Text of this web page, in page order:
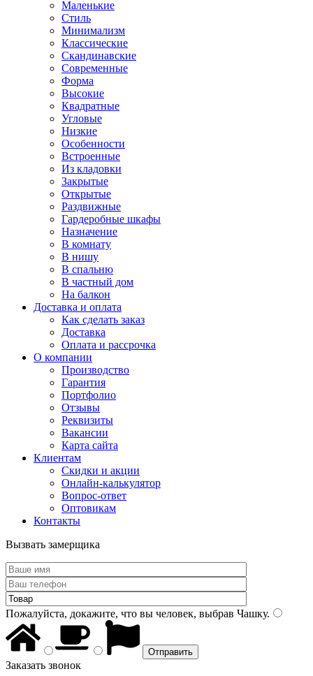
Маленькие
Стиль
Минимализм
Классические
Скандинавские
Современные
Форма
Высокие
Квадратные
Угловые
Низкие
Особенности
Встроенные
Из кладовки
Закрытые
Открытые
Раздвижные
Гардеробные шкафы
Назначение
В комнату
В нишу
В спальню
В частный дом
На балкон
Доставка и оплата
Как сделать заказ
Доставка
Оплата и рассрочка
О компании
Производство
Гарантия
Портфолио
Отзывы
Реквизиты
Вакансии
Карта сайта
Клиентам
Скидки и акции
Онлайн-калькулятор
Вопрос-ответ
Оптовикам
Контакты
Вызвать замерщика
Пожалуйста, докажите, что вы человек, выбрав Чашку.
Заказать звонок